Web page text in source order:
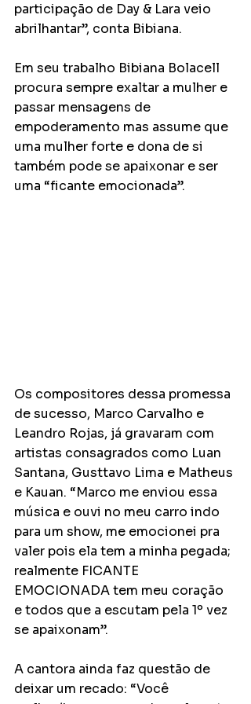
participação de Day & Lara veio
abrilhantar”, conta Bibiana.
Em seu trabalho Bibiana Bolacell
procura sempre exaltar a mulher e
passar mensagens de
empoderamento mas assume que
uma mulher forte e dona de si
também pode se apaixonar e ser
uma “ficante emocionada”.
Os compositores dessa promessa
de sucesso, Marco Carvalho e
Leandro Rojas, já gravaram com
artistas consagrados como Luan
Santana, Gusttavo Lima e Matheus
e Kauan. “Marco me enviou essa
música e ouvi no meu carro indo
para um show, me emocionei pra
valer pois ela tem a minha pegada;
realmente FICANTE
EMOCIONADA tem meu coração
e todos que a escutam pela 1º vez
se apaixonam”.
A cantora ainda faz questão de
deixar um recado: “Você